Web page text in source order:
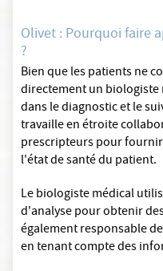
Olivet : Pourquoi faire
?
Bien que les patients ne
directement un biologiste
dans le diagnostic et le
travaille en étroite
prescripteurs pour
l'état de santé du patient.
Le biologiste médical
d'analyse pour obtenir
également responsable
en tenant compte des